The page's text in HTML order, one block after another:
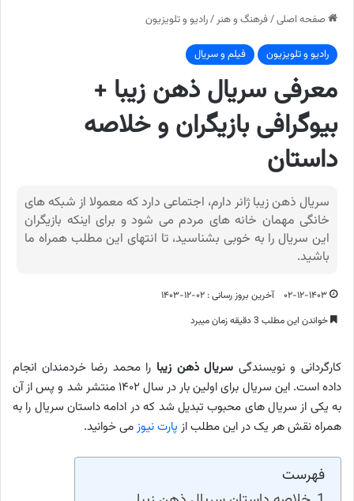
صفحه اصلی/فرهنگ و هنر/رادیو و تلویزیون
رادیو و تلویزیون فیلم و سریال
معرفی سریال ذهن زیبا +
بیوگرافی بازیگران و خلاصه
داستان
سریال ذهن زیبا ژانر دارم، اجتماعی دارد که معمولا از شبکه های
خانگی مهمان خانه های مردم می شود و برای اینکه بازیگران
این سریال را به خوبی بشناسید، تا انتهای این مطلب همراه ما
باشید.
۰۲-۱۲-۱۴۰۳
آخرین بروز رسانی : ۰۲-۱۲-۱۴۰۳
خواندن این مطلب 3 دقیقه زمان میبرد
کارگردانی و نویسندگی سریال ذهن زیبا را محمد رضا خردمندان انجام
داده است. این سریال برای اولین بار در سال ۱۴۰۲ منتشر شد و پس از آن
به یکی از سریال های محبوب تبدیل شد که در ادامه داستان سریال را به
همراه نقش هر یک در این مطلب از پارت نیوزمی خوانید.
فهرست